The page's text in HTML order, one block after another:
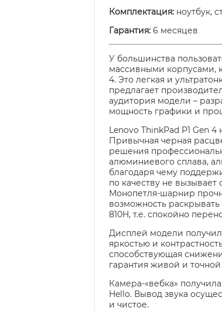
Комплектация: ноутбук,
Гарантия: 6 месяцев
У большинства
массивными корпусами,
4. Это легкая и
предлагает
аудитория модели –
мощность графики и
Lenovo ThinkPad P1 Gen
Привычная черная
решения
алюминиевого сплава,
благодаря чему
по качеству не
Монопетля-шарнир
возможность раскрывать
810H, т.е. спокойно
Дисплей модели получил
яркостью и
способствующая
гарантия живой и
Камера-«вебка»
Hello. Вывод звука
и чистое.